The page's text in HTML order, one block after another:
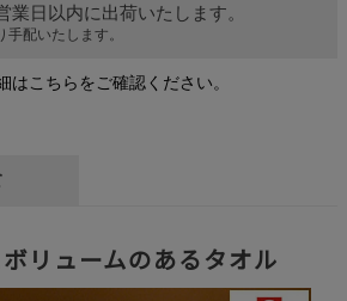
業日以内に出荷いたします。
手配いたします。
はこちらをご確認ください。
リュームのあるタオル